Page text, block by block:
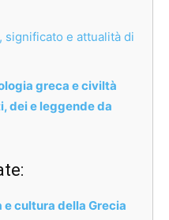
significato e attualità di
greca e civiltà
dei e leggende da
cultura della Grecia